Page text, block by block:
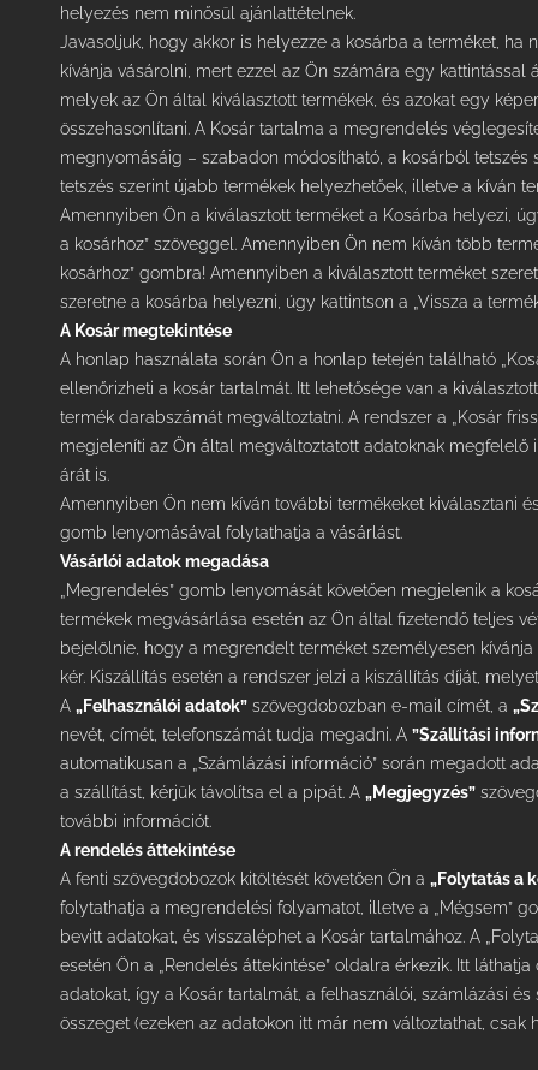
helyezés nem minősül ajánlattételnek.
Javasoljuk, hogy akkor is helyezze a kosárba a terméket,
kívánja vásárolni, mert ezzel az Ön számára egy
melyek az Ön által kiválasztott termékek, és azokat egy
összehasonlítani. A Kosár tartalma a megrendelés
megnyomásáig – szabadon módosítható, a kosárból tetszés
tetszés szerint újabb termékek helyezhetőek, illetve a kíván
Amennyiben Ön a kiválasztott terméket a Kosárba helyezi,
a kosárhoz” szöveggel. Amennyiben Ön nem kíván több
kosárhoz” gombra! Amennyiben a kiválasztott terméket
szeretne a kosárba helyezni, úgy kattintson a „Vissza a
A Kosár megtekintése
A honlap használata során Ön a honlap tetején található
ellenőrizheti a kosár tartalmát. Itt lehetősége van a
termék darabszámát megváltoztatni. A rendszer a „Kosár
megjeleníti az Ön által megváltoztatott adatoknak megfelelő
árát is.
Amennyiben Ön nem kíván további termékeket kiválasztani
gomb lenyomásával folytathatja a vásárlást.
Vásárlói adatok megadása
„Megrendelés” gomb lenyomását követően megjelenik a
termékek megvásárlása esetén az Ön által fizetendő teljes
bejelölnie, hogy a megrendelt terméket személyesen
kér. Kiszállítás esetén a rendszer jelzi a kiszállítás díját,
A „Felhasználói adatok” szövegdobozban e-mail címét, a
nevét, címét, telefonszámát tudja megadni. A ”Szállítási
automatikusan a „Számlázási információ” során megadott
a szállítást, kérjük távolítsa el a pipát. A „Megjegyzés”
további információt.
A rendelés áttekintése
A fenti szövegdobozok kitöltését követően Ön a „Folytatás a
folytathatja a megrendelési folyamatot, illetve a „Mégsem”
bevitt adatokat, és visszaléphet a Kosár tartalmához. A
esetén Ön a „Rendelés áttekintése” oldalra érkezik. Itt
adatokat, így a Kosár tartalmát, a felhasználói, számlázási
összeget (ezeken az adatokon itt már nem változtathat, csak